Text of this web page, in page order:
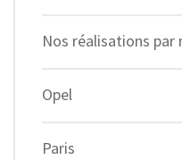
Nos réalisations par
Opel
Paris